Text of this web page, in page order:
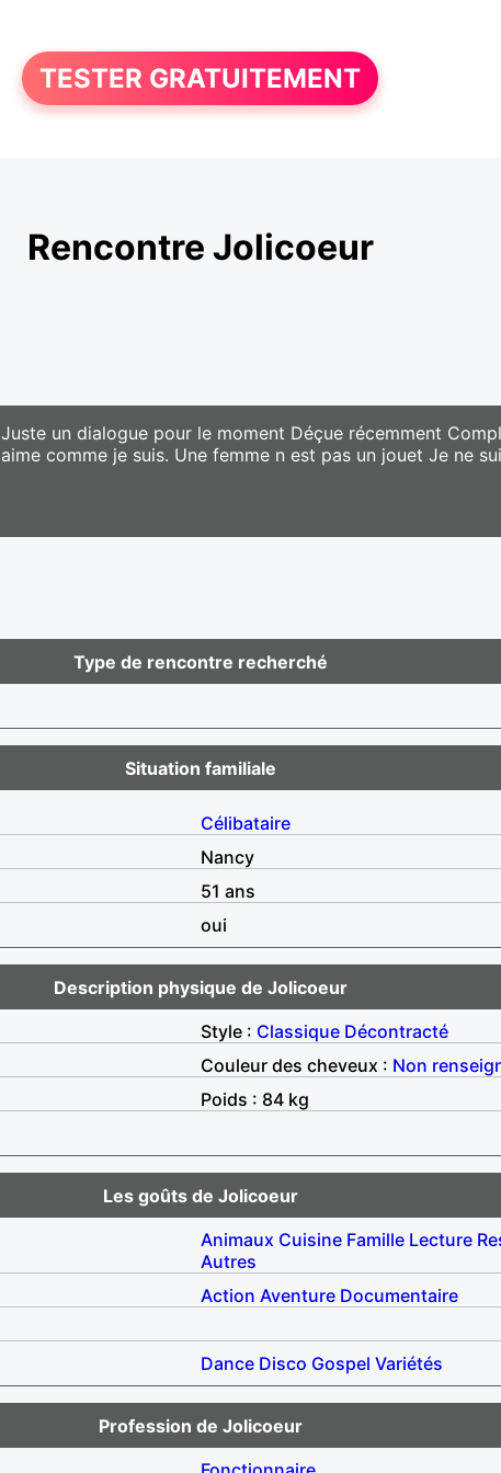
TESTER GRATUITEMENT
Rencontre Jolicoeur
Juste un dialogue pour le moment Déçue récemment
aime comme je suis. Une femme n est pas un jouet Je ne
Type de rencontre recherché
Situation familiale
Célibataire
Nancy
51 ans
oui
Description physique de Jolicoeur
Style : Classique Décontracté
Couleur des cheveux : Non
Poids : 84 kg
Les goûts de Jolicoeur
Animaux Cuisine Famille Lecture
Autres
Action Aventure Documentaire
Dance Disco Gospel Variétés
Profession de Jolicoeur